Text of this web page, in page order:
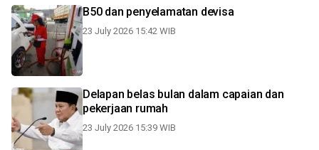
B50 dan penyelamatan devisa
23 July 2026 15:42 WIB
Delapan belas bulan dalam capaian dan
pekerjaan rumah
23 July 2026 15:39 WIB